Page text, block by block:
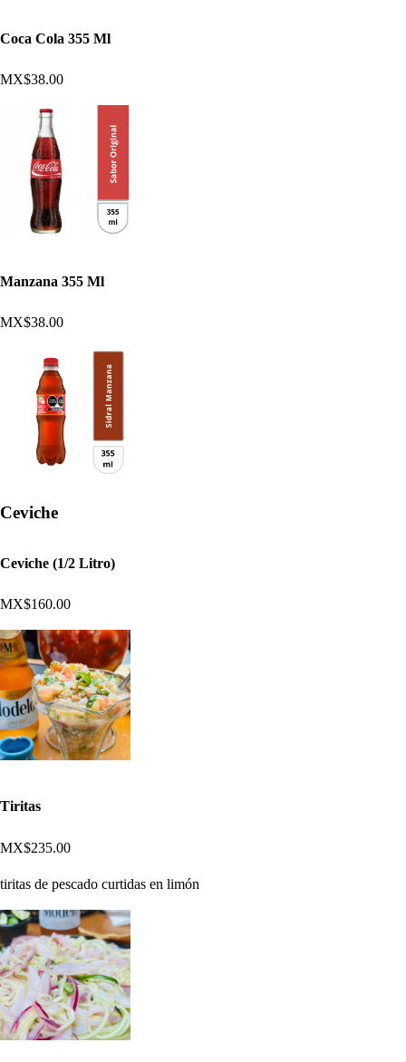
Coca Cola 355 Ml
MX$38.00
Manzana 355 Ml
MX$38.00
Ceviche
Ceviche (1/2 Litro)
MX$160.00
Tiritas
MX$235.00
tiritas de pescado curtidas en limón